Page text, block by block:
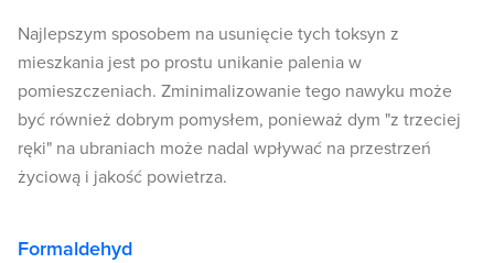
Najlepszym sposobem na usunięcie tych toksyn z
mieszkania jest po prostu unikanie palenia w
pomieszczeniach. Zminimalizowanie tego nawyku może
być również dobrym pomysłem, ponieważ dym "z trzeciej
ręki" na ubraniach może nadal wpływać na przestrzeń
życiową i jakość powietrza.
Formaldehyd